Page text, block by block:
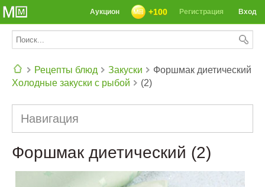
Вход
Регистрация
+100
Аукцион
Рецепты блюд
Закуски
Холодные закуски с рыбой
Форшмак диетический
(2)
Навигация
Форшмак диетический (2)